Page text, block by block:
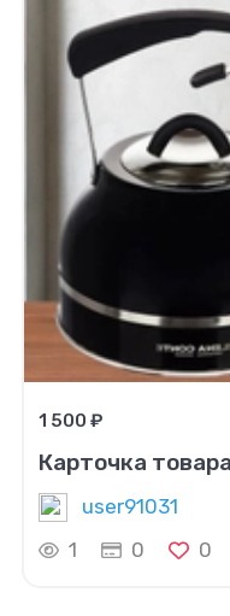
1 500 ₽
Карточка
user91031
1
0 0